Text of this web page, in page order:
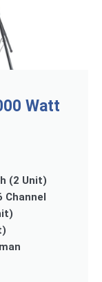
Watt
(2 Unit)
Channel